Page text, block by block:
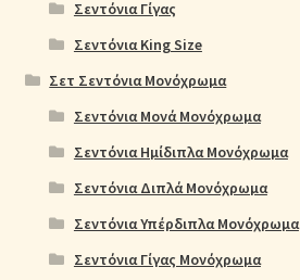
Σεντόνια Γίγας
Σεντόνια King Size
Σετ Σεντόνια Μονόχρωμα
Σεντόνια Μονά Μονόχρωμα
Σεντόνια Ημίδιπλα Μονόχρωμα
Σεντόνια Διπλά Μονόχρωμα
Σεντόνια Υπέρδιπλα Μονόχρωμα
Σεντόνια Γίγας Μονόχρωμα